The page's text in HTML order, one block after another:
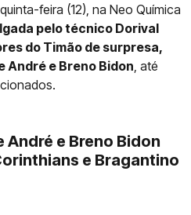
feira (12), na Neo Química
pelo técnico Dorival
do Timão de surpresa,
André e Breno Bidon, até
e Breno Bidon
e Bragantino